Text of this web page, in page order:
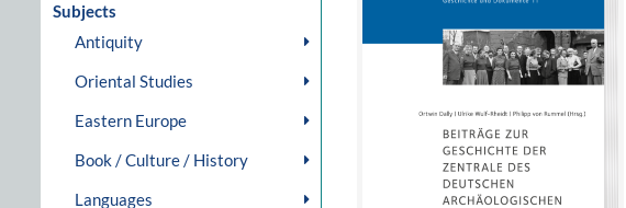
Subjects
Antiquity
Oriental Studies
Eastern Europe
Book / Culture / History
Languages